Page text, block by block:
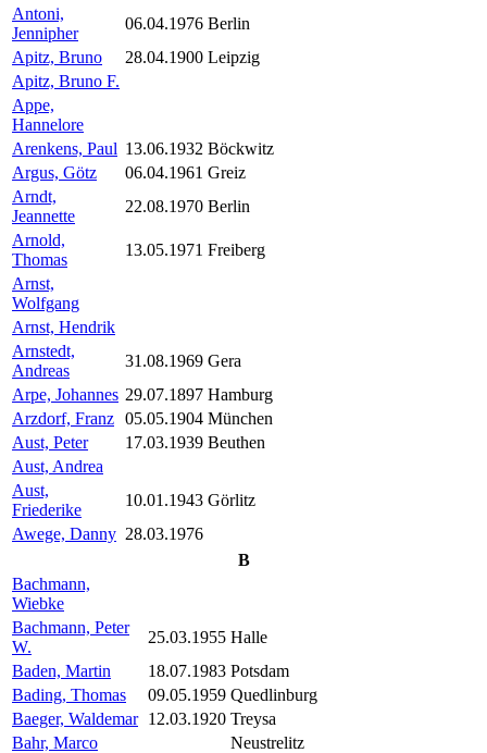
Antoni,
Jennipher
06.04.1976 Berlin
Apitz, Bruno
28.04.1900 Leipzig
Apitz, Bruno F.
Appe,
Hannelore
Arenkens, Paul 13.06.1932 Böckwitz
Argus, Götz
06.04.1961 Greiz
Arndt,
Jeannette
22.08.1970 Berlin
Arnold,
Thomas
13.05.1971 Freiberg
Arnst,
Wolfgang
Arnst, Hendrik
Arnstedt,
Andreas
31.08.1969 Gera
Arpe, Johannes 29.07.1897 Hamburg
Arzdorf, Franz 05.05.1904 München
Aust, Peter
17.03.1939 Beuthen
Aust, Andrea
Aust,
Friederike
10.01.1943 Görlitz
Awege, Danny 28.03.1976
B
Bachmann,
Wiebke
Bachmann, Peter
W.
25.03.1955 Halle
Baden, Martin
18.07.1983 Potsdam
Bading, Thomas
09.05.1959 Quedlinburg
Baeger, Waldemar 12.03.1920 Treysa
Bahr, Marco
Neustrelitz